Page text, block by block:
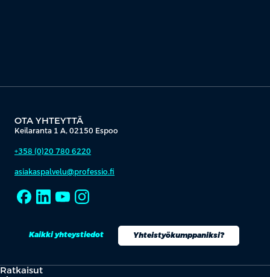
OTA YHTEYTTÄ
Keilaranta 1 A, 02150 Espoo
+358 (0)20 780 6220
asiakaspalvelu@professio.fi
Kaikki yhteystiedot Yhteistyökumppaniksi?
Ratkaisut